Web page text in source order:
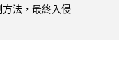
法，最終入侵